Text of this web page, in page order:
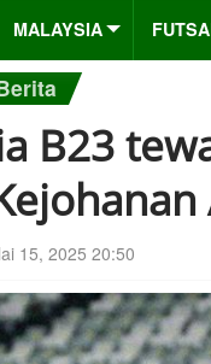
MALAYSIA
B23
15, 2025 20:50